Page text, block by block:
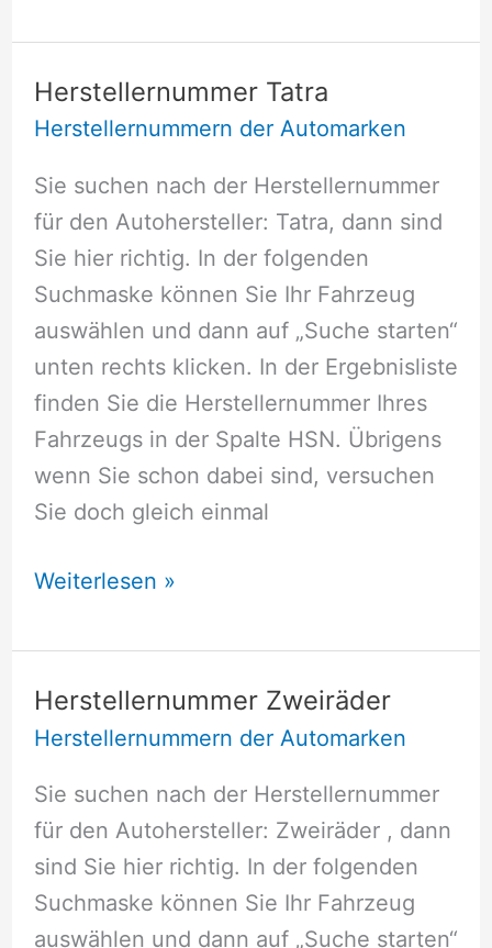
Herstellernummer Tatra
Herstellernummern der Automarken
Sie suchen nach der Herstellernummer
für den Autohersteller: Tatra, dann sind
Sie hier richtig. In der folgenden
Suchmaske können Sie Ihr Fahrzeug
auswählen und dann auf „Suche starten“
unten rechts klicken. In der Ergebnisliste
finden Sie die Herstellernummer Ihres
Fahrzeugs in der Spalte HSN. Übrigens
wenn Sie schon dabei sind, versuchen
Sie doch gleich einmal
Herstellernummer
Weiterlesen »
Herstellernummer Zweiräder
Herstellernummern der Automarken
Sie suchen nach der Herstellernummer
für den Autohersteller: Zweiräder , dann
sind Sie hier richtig. In der folgenden
Suchmaske können Sie Ihr Fahrzeug
auswählen und dann auf „Suche starten“